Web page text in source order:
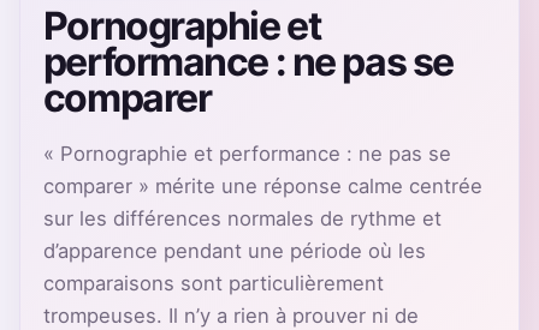
Pornographie et
performance : ne pas se
comparer
« Pornographie et performance : ne pas se
comparer » mérite une réponse calme centrée
sur les différences normales de rythme et
d’apparence pendant une période où les
comparaisons sont particulièrement
trompeuses. Il n’y a rien à prouver ni de